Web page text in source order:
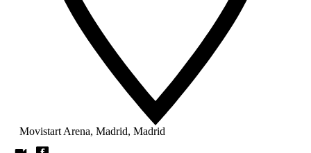
Movistart Arena, Madrid, Madrid